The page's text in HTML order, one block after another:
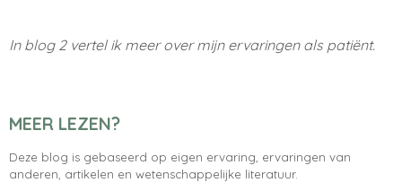
In blog 2 vertel ik meer over mijn ervaringen als patiënt.
MEER LEZEN?
Deze blog is gebaseerd op eigen ervaring, ervaringen van
anderen, artikelen en wetenschappelijke literatuur.